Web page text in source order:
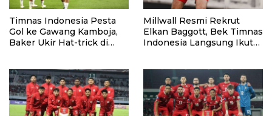
Timnas Indonesia Pesta
Gol ke Gawang Kamboja,
Baker Ukir Hat-trick di
Millwall Resmi Rekrut
Elkan Baggott, Bek Timnas
Indonesia Langsung Ikut